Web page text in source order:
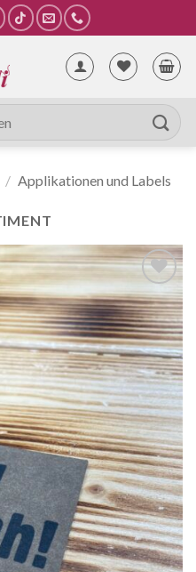
/ Applikationen und Labels
Auf die
Wunschliste